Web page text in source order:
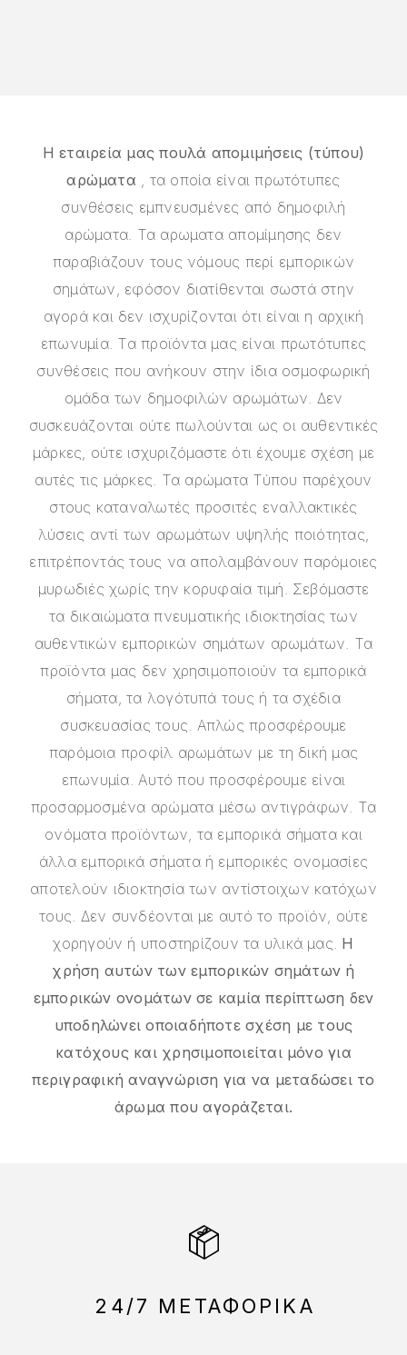
Η εταιρεία μας πουλά απομιμήσεις (τύπου)
αρώματα , τα οποία είναι πρωτότυπες
συνθέσεις εμπνευσμένες από δημοφιλή
αρώματα. Τα αρωματα απομίμησης δεν
παραβιάζουν τους νόμους περί εμπορικών
σημάτων, εφόσον διατίθενται σωστά στην
αγορά και δεν ισχυρίζονται ότι είναι η αρχική
επωνυμία. Τα προϊόντα μας είναι πρωτότυπες
συνθέσεις που ανήκουν στην ίδια οσμοφωρική
ομάδα των δημοφιλών αρωμάτων. Δεν
συσκευάζονται ούτε πωλούνται ως οι αυθεντικές
μάρκες, ούτε ισχυριζόμαστε ότι έχουμε σχέση με
αυτές τις μάρκες. Τα αρώματα Τύπου παρέχουν
στους καταναλωτές προσιτές εναλλακτικές
λύσεις αντί των αρωμάτων υψηλής ποιότητας,
επιτρέποντάς τους να απολαμβάνουν παρόμοιες
μυρωδιές χωρίς την κορυφαία τιμή. Σεβόμαστε
τα δικαιώματα πνευματικής ιδιοκτησίας των
αυθεντικών εμπορικών σημάτων αρωμάτων. Τα
προϊόντα μας δεν χρησιμοποιούν τα εμπορικά
σήματα, τα λογότυπά τους ή τα σχέδια
συσκευασίας τους. Απλώς προσφέρουμε
παρόμοια προφίλ αρωμάτων με τη δική μας
επωνυμία. Αυτό που προσφέρουμε είναι
προσαρμοσμένα αρώματα μέσω αντιγράφων. Τα
ονόματα προϊόντων, τα εμπορικά σήματα και
άλλα εμπορικά σήματα ή εμπορικές ονομασίες
αποτελούν ιδιοκτησία των αντίστοιχων κατόχων
τους. Δεν συνδέονται με αυτό το προϊόν, ούτε
χορηγούν ή υποστηρίζουν τα υλικά μας. Η
χρήση αυτών των εμπορικών σημάτων ή
εμπορικών ονομάτων σε καμία περίπτωση δεν
υποδηλώνει οποιαδήποτε σχέση με τους
κατόχους και χρησιμοποιείται μόνο για
περιγραφική αναγνώριση για να μεταδώσει το
άρωμα που αγοράζεται.
24/7 ΜΕΤΑΦΟΡΙΚΑ